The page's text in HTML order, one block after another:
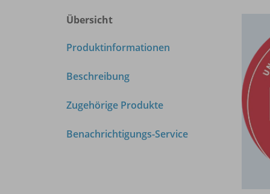
Übersicht
Produktinformationen
Beschreibung
Zugehörige Produkte
Benachrichtigungs-Service